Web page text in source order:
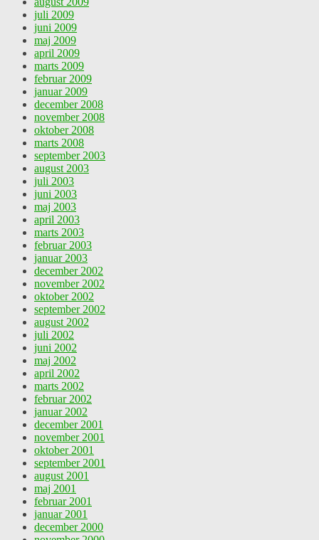
juli 2009
juni 2009
maj 2009
april 2009
marts 2009
februar 2009
januar 2009
december 2008
november 2008
oktober 2008
marts 2008
september 2003
august 2003
juli 2003
juni 2003
maj 2003
april 2003
marts 2003
februar 2003
januar 2003
december 2002
november 2002
oktober 2002
september 2002
august 2002
juli 2002
juni 2002
maj 2002
april 2002
marts 2002
februar 2002
januar 2002
december 2001
november 2001
oktober 2001
september 2001
august 2001
maj 2001
februar 2001
januar 2001
december 2000